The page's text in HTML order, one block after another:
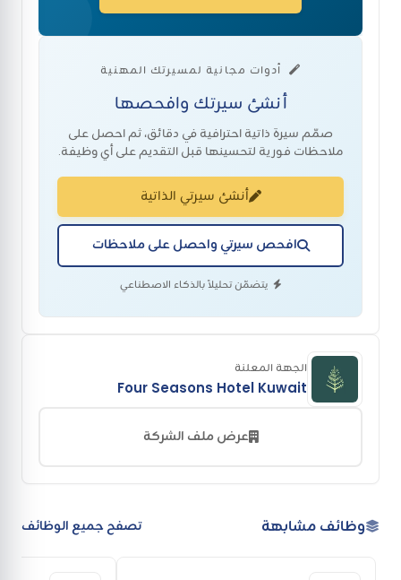
أدوات مجانية لمسيرتك المهنية
أنشئ سيرتك وافحصها
صمّم سيرة ذاتية احترافية في دقائق، ثم احصل على
ملاحظات فورية لتحسينها قبل التقديم على أي وظيفة.
أنشئ سيرتي الذاتية
افحص سيرتي واحصل على ملاحظات
يتضمّن تحليلاً بالذكاء الاصطناعي
الجهة المعلنة
Four Seasons Hotel Kuwait
عرض ملف الشركة
وظائف مشابهة تصفح جميع الوظائف